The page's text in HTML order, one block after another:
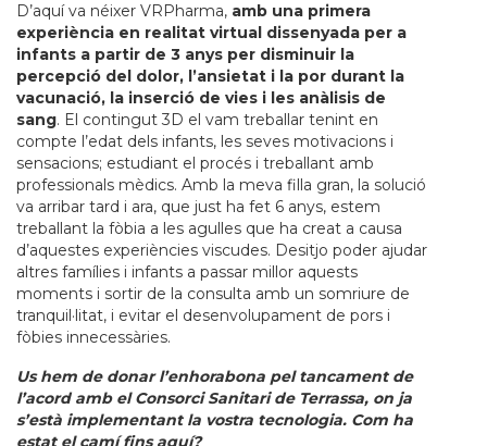
D’aquí va néixer VRPharma, amb una primera
experiència en realitat virtual dissenyada per a
infants a partir de 3 anys per disminuir la
percepció del dolor, l’ansietat i la por durant la
vacunació, la inserció de vies i les anàlisis de
sang. El contingut 3D el vam treballar tenint en
compte l’edat dels infants, les seves motivacions i
sensacions; estudiant el procés i treballant amb
professionals mèdics. Amb la meva filla gran, la solució
va arribar tard i ara, que just ha fet 6 anys, estem
treballant la fòbia a les agulles que ha creat a causa
d’aquestes experiències viscudes. Desitjo poder ajudar
altres famílies i infants a passar millor aquests
moments i sortir de la consulta amb un somriure de
tranquil·litat, i evitar el desenvolupament de pors i
fòbies innecessàries.
Us hem de donar l’enhorabona pel tancament de
l’acord amb el Consorci Sanitari de Terrassa, on ja
s’està implementant la vostra tecnologia. Com ha
estat el camí fins aquí?